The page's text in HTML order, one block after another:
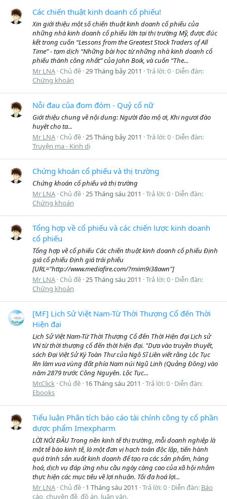
Các chiến thuật kinh doanh cổ phiếu!
Xin giới thiệu một số chiến thuật kinh doanh cổ phiếu của
những nhà kinh doanh cổ phiếu lớn tại thị trường Mỹ, được đúc
kết trong cuốn “Lessons from the Greatest Stock Traders of All
Time” - tạm dịch “Những bài học từ những nhà kinh doanh cổ
phiếu thành công nhất” của John Boik, và cuốn “The...
Mr LNA Chủ đề 29 Tháng bảy 2011 Trả lời: 0 Diễn đàn:
Chứng khoán
Nỗi đau của đom đóm - Quỷ cổ nữ
Giới thiệu chung về nội dung: Người đào mộ ơi, Khi ngươi đào
huyệt cho ta...
Mr LNA Chủ đề 25 Tháng bảy 2011 Trả lời: 0 Diễn đàn:
Truyện ma - Kinh dị
Chứng khoán cổ phiếu và thị trường
Chứng khoán cổ phiếu và thị trường
Mr LNA Chủ đề 25 Tháng sáu 2011 Trả lời: 0 Diễn đàn:
Chứng khoán
Tổng hợp về cổ phiếu và các chiến lược kinh doanh
cổ phiếu
Tổng hợp về cổ phiếu Các chiến thuật kinh doanh cổ phiếu Định
giá cổ phiếu Định giá trái phiếu
[URL="http://www.mediafire.com/?miim9i38awn"]
Mr LNA Chủ đề 25 Tháng sáu 2011 Trả lời: 0 Diễn đàn:
Chứng khoán
[MF] Lịch Sử Việt Nam-Từ Thời Thượng Cổ đến Thời
Hiện đại
Lịch Sử Việt Nam-Từ Thời Thượng Cổ đến Thời Hiện đại Lịch sử
VN từ thời thượng cổ đến thời hiện đại. "Dựa vào truyền thuyết,
sách Đại Việt Sử Ký Toàn Thư của Ngô Sĩ Liên viết rằng Lộc Tục
lên làm vua vùng đất phía Nam núi Ngũ Linh (Quảng Đông) vào
năm 2879 trước Công Nguyên. Lộc Tục...
Mr.Click Chủ đề 16 Tháng sáu 2011 Trả lời: 0 Diễn đàn:
Ebooks
Tiểu luận Phân tích báo cáo tài chính công ty cổ phần
dược phẩm Imexpharm
LỜI NÓI ĐẦU Trong nền kinh tế thị trường, mỗi doanh nghiệp là
một tế bào kinh tế, là một đơn vị hạch toán độc lập, tiến hành
quá trình sản xuất kinh doanh để tạo ra các sản phẩm, hàng
hoá, dịch vụ đáp ứng nhu cầu ngày càng cao của xã hội nhằm
thực hiện các mục tiêu về lợi nhuận. Tối đa hoá lợi...
Mr LNA Chủ đề 1 Tháng sáu 2011 Trả lời: 0 Diễn đàn: Báo
cáo, chuyên đề, đồ án, luận văn.